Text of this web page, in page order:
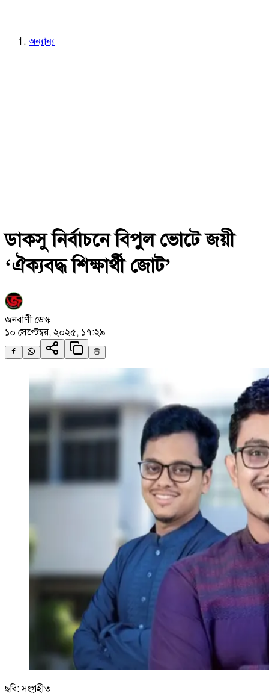
অন্যান্য
ডাকসু নির্বাচনে বিপুল ভোটে জয়ী
‘ঐক্যবদ্ধ শিক্ষার্থী জোট’
জনবাণী ডেস্ক
১০ সেপ্টেম্বর, ২০২৫, ১৭:২৯
ছবি: সংগৃহীত